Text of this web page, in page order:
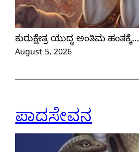
ಕುರುಕ್ಷೇತ್ರ ಯುದ್ಧ ಅಂತಿಮ ಹಂತಕ್ಕೆ…
August 5, 2026
ಪಾದಸೇವನ